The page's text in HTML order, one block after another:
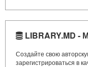
LIBRARY.MD -
Создайте свою
зарегистрироваться в